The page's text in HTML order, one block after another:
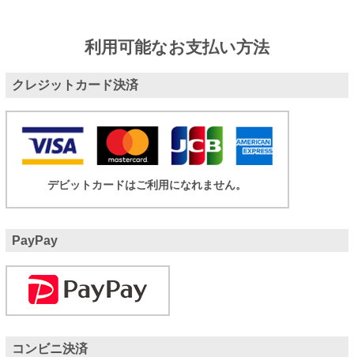
利用可能なお支払い方法
クレジットカード決済
デビットカードはご利用になれません。
PayPay
コンビニ決済